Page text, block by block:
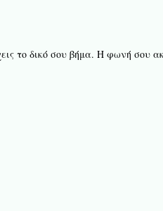
το δικό σου βήμα. Η φωνή σου